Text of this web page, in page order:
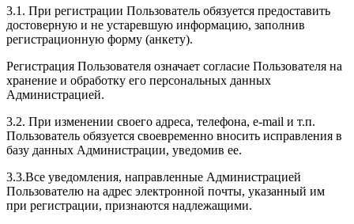
3.1. При регистрации Пользователь обязуется предоставить
достоверную и не устаревшую информацию, заполнив
регистрационную форму (анкету).
Регистрация Пользователя означает согласие Пользователя на
хранение и обработку его персональных данных
Администрацией.
3.2. При изменении своего адреса, телефона, e-mail и т.п.
Пользователь обязуется своевременно вносить исправления в
базу данных Администрации, уведомив ее.
3.3.Все уведомления, направленные Администрацией
Пользователю на адрес электронной почты, указанный им
при регистрации, признаются надлежащими.